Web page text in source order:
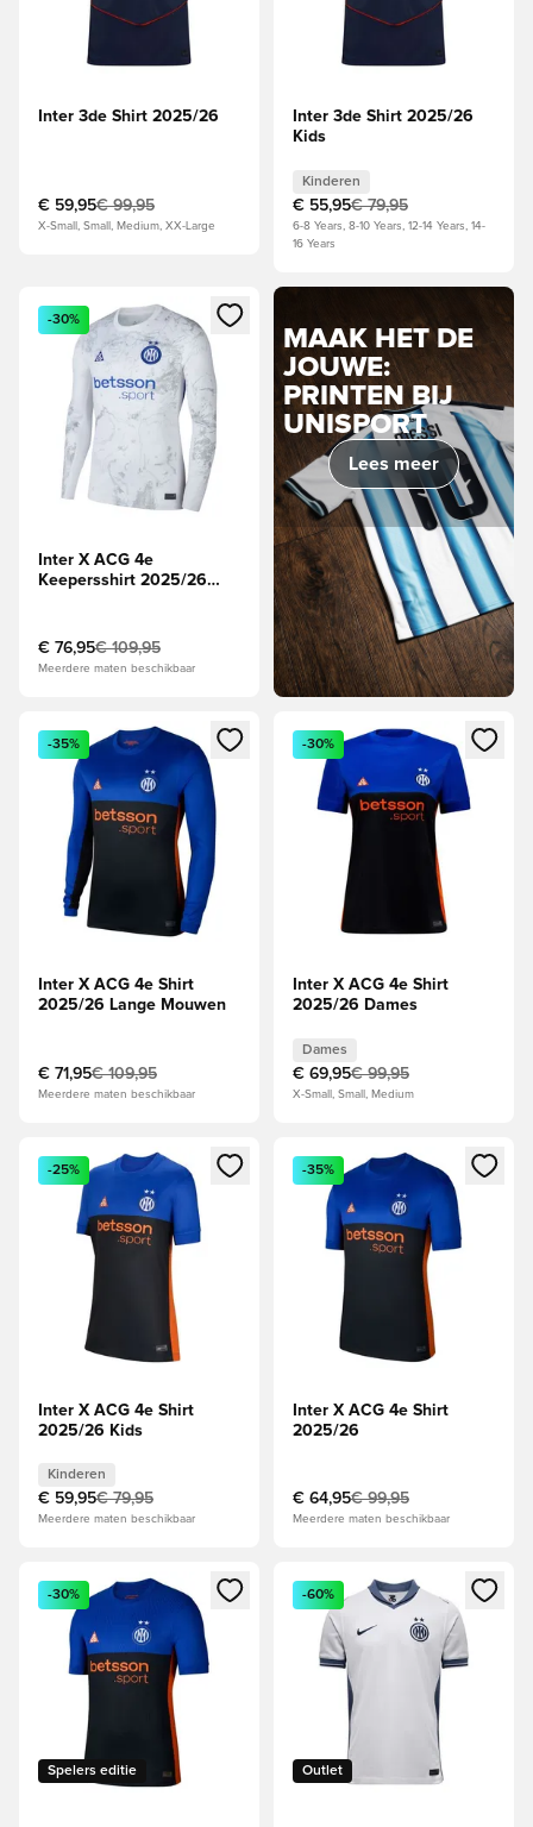
Inter 3de Shirt 2025/26
€ 59,95€ 99,95
X-Small, Small, Medium, XX-Large
Inter 3de Shirt 2025/26
Kids
Kinderen
€ 55,95€ 79,95
6-8 Years, 8-10 Years, 12-14 Years, 14-
16 Years
Opent een venster om in te loggen of je aan te melden als
-30%
Inter X ACG 4e
Keepersshirt 2025/26
€ 76,95€ 109,95
Meerdere maten beschikbaar
MAAK HET DE
JOUWE:
PRINTEN BIJ
UNISPORT
Lees meer
Opent een venster om in te loggen of je aan te melden als
-35%
Inter X ACG 4e Shirt
2025/26 Lange Mouwen
€ 71,95€ 109,95
Meerdere maten beschikbaar
Opent een venster om in te
-30%
Inter X ACG 4e Shirt
2025/26 Dames
Dames
€ 69,95€ 99,95
X-Small, Small, Medium
Opent een venster om in te loggen of je aan te melden als
-25%
Inter X ACG 4e Shirt
2025/26 Kids
Kinderen
€ 59,95€ 79,95
Meerdere maten beschikbaar
Opent een venster om in te
-35%
Inter X ACG 4e Shirt
2025/26
€ 64,95€ 99,95
Meerdere maten beschikbaar
Opent een venster om in te loggen of je aan te melden als
Spelers editie
-30%
Opent een venster om in te
Outlet
-60%